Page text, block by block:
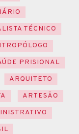
TÉCNICO
PRISIONAL
ARQUITETO
ARTESÃO